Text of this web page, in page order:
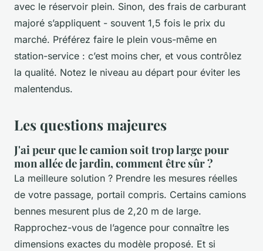
avec le réservoir plein. Sinon, des frais de carburant
majoré s’appliquent - souvent 1,5 fois le prix du
marché. Préférez faire le plein vous-même en
station-service : c’est moins cher, et vous contrôlez
la qualité. Notez le niveau au départ pour éviter les
malentendus.
Les questions majeures
J'ai peur que le camion soit trop large pour
mon allée de jardin, comment être sûr ?
La meilleure solution ? Prendre les mesures réelles
de votre passage, portail compris. Certains camions
bennes mesurent plus de 2,20 m de large.
Rapprochez-vous de l’agence pour connaître les
dimensions exactes du modèle proposé. Et si